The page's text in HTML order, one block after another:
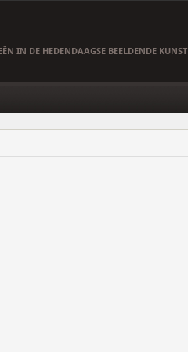
IN DE HEDENDAAGSE BEELDENDE KUNST